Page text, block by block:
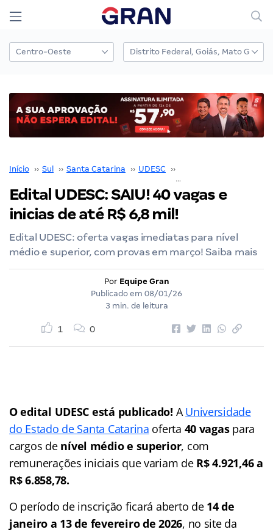
Início ›› Sul ›› Santa Catarina ›› UDESC ››
Edital UDESC: SAIU! 40 vagas e
inicias de até R$ 6,8 mil!
Edital UDESC: oferta vagas imediatas para nível
médio e superior, com provas em março! Saiba mais
Por Equipe Gran
Publicado em 08/01/26
3 min. de leitura
1 0
O edital UDESC está publicado! AUniversidade
do Estado de Santa Catarina oferta 40 vagas para
cargos de nível médio e superior, com
remunerações iniciais que variam de R$ 4.921,46 a
R$ 6.858,78.
O período de inscrição ficará aberto de 14 de
janeiro a 13 de fevereiro de 2026, no site da